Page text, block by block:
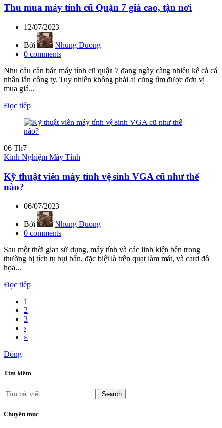
Thu mua máy tính cũ Quận 7 giá cao, tận nơi
12/07/2023
Bởi
Nhung Duong
0 comments
Nhu cầu cần bán máy tính cũ quận 7 đang ngày càng nhiều kể cả cá
nhân lẫn công ty. Tuy nhiên không phải ai cũng tìm được đơn vị
mua giá...
Đọc tiếp
06 Th7
Kinh Nghiệm Máy Tính
Kỹ thuật viên máy tính vệ sinh VGA cũ như thế
nào?
06/07/2023
Bởi
Nhung Duong
0 comments
Sau một thời gian sử dụng, máy tính và các linh kiện bên trong
thường bị tích tụ bụi bẩn, đặc biệt là trên quạt làm mát, và card đồ
họa...
Đọc tiếp
1
2
3
›
»
Đóng
Tìm kiếm
Search
Chuyên mục